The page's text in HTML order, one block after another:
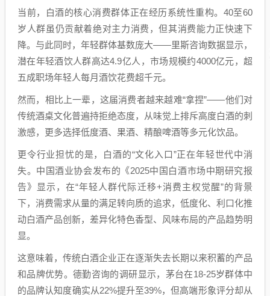
当前，白酒的核心消费群体正在经历系统性重构。40至60
岁人群虽仍贡献着绝对主力消费，但其消费能力正快速下
降。与此同时，年轻群体基数庞大——里斯咨询数据显示，
潜在年轻酒饮人群高达4.9亿人，市场规模约4000亿元，超
五成职场年轻人每月酒饮花费超千元。
然而，相比上一辈，这届消费者越来越难“拿捏”——他们对
传统酒桌文化普遍持拒绝态度，从味觉上排斥高度白酒的刺
激感，更多选择低度酒、果酒、精酿啤酒等多元化饮品。
更令行业担忧的是，白酒的“文化入口”正在年轻世代中消
失。中国酒业协会发布的《2025中国白酒市场中期研究报
告》显示，在“年轻人群代际迁移+消费主权觉醒”的背景
下，消费需求从量的满足转向质的追求，低度化、利口化推
动白酒产品创新，差异化特色香型、风味布局的产品趋势明
显。
这意味着，传统白酒企业正在逐渐失去长期以来积蓄的产品
和品牌优势。德勤咨询的调研显示，茅台在18-25岁群体中
的品牌认知度确实从22%提升至39%，但高端形象评分却从